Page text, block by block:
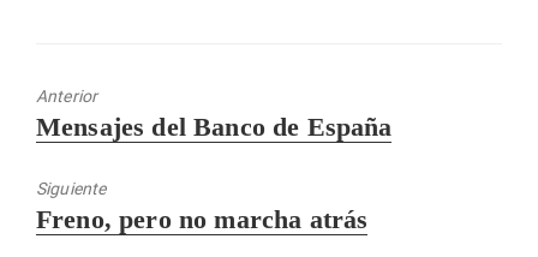
Anterior
Entrada
Mensajes del Banco de España
Siguiente
Entrada
Freno, pero no marcha atrás